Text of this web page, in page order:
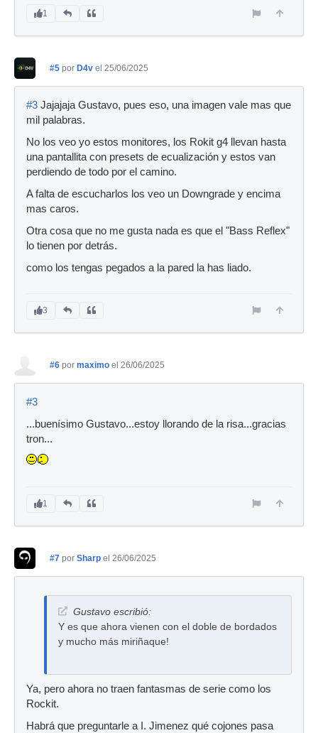
1
#5 por D4v el 25/06/2025
#3 Jajajaja Gustavo, pues eso, una imagen vale mas que
mil palabras.
No los veo yo estos monitores, los Rokit g4 llevan hasta
una pantallita con presets de ecualización y estos van
perdiendo de todo por el camino.
A falta de escucharlos los veo un Downgrade y encima
mas caros.
Otra cosa que no me gusta nada es que el "Bass Reflex"
lo tienen por detrás.
como los tengas pegados a la pared la has liado.
3
#6 por maximo el 26/06/2025
#3
...buenísimo Gustavo...estoy llorando de la risa...gracias
tron...
1
#7 por Sharp el 26/06/2025
Gustavo escribió:
Y es que ahora vienen con el doble de bordados
y mucho más miriñaque!
Ya, pero ahora no traen fantasmas de serie como los
Rockit.
Habrá que preguntarle a I. Jimenez qué cojones pasa